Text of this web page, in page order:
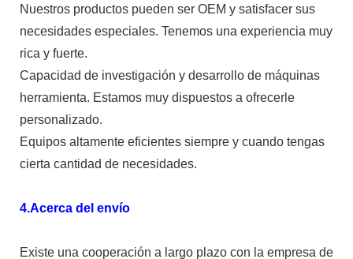
Nuestros productos pueden ser OEM y satisfacer sus
necesidades especiales. Tenemos una experiencia muy
rica y fuerte.
Capacidad de investigación y desarrollo de máquinas
herramienta. Estamos muy dispuestos a ofrecerle
personalizado.
Equipos altamente eficientes siempre y cuando tengas
cierta cantidad de necesidades.
4.Acerca del envío
Existe una cooperación a largo plazo con la empresa de